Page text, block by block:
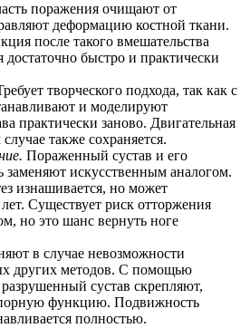
поражения очищают от
деформацию костной ткани.
после такого вмешательства
достаточно быстро и практически
творческого подхода, так как с
и моделируют
практически заново. Двигательная
также сохраняется.
Пораженный сустав и его
заменяют искусственным аналогом.
изнашивается, но может
Существует риск отторжения
но это шанс вернуть ноге
в случае невозможности
других методов. С помощью
сустав скрепляют,
функцию. Подвижность
полностью.